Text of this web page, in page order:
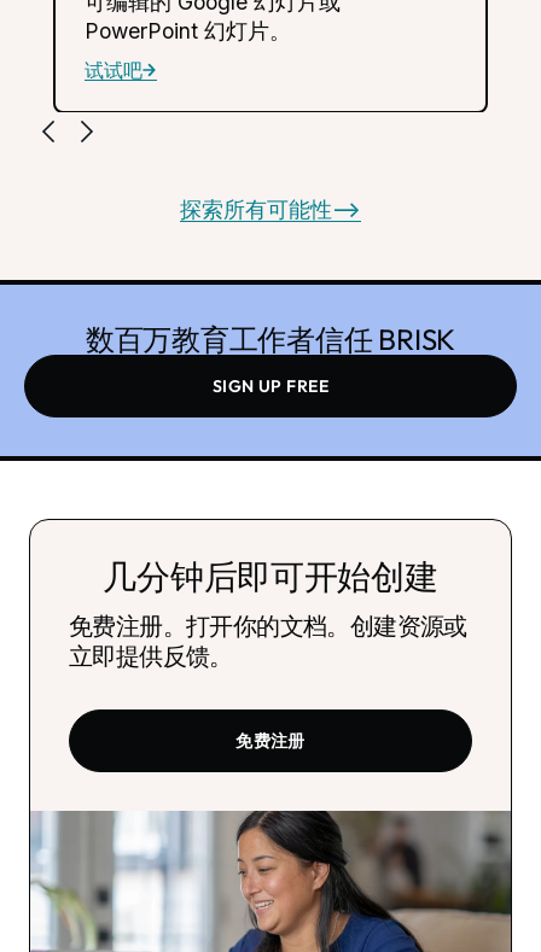
PowerPoint 幻灯片。
探索所有可能性-->
数百万教育工作者信任 BRISK
SIGN UP FREE
几分钟后即可开始创建
免费注册。打开你的文档。创建资源或
立即提供反馈。
免费注册